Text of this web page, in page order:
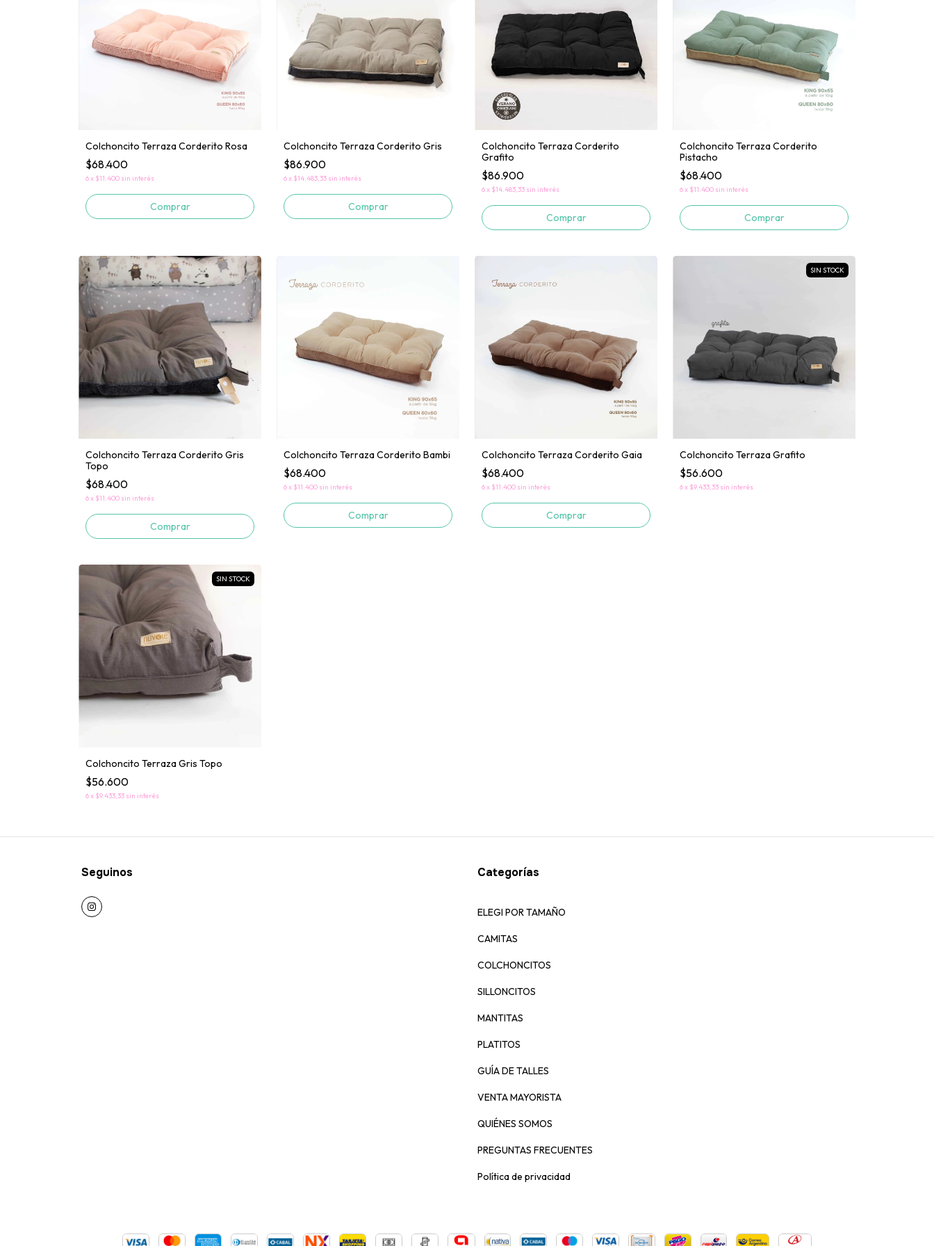
Colchoncito Terraza Corderito Rosa
$68.400
6x $11.400 sin interés
Comprar
Colchoncito Terraza Corderito Gris
$86.900
6x $14.483,33 sin interés
Comprar
Colchoncito Terraza Corderito
Grafito
$86.900
6x $14.483,33 sin interés
Comprar
Colchoncito Terraza Corderito
Pistacho
$68.400
6x $11.400 sin interés
Comprar
Colchoncito Terraza Corderito Gris
Topo
$68.400
6x $11.400 sin interés
Comprar
Colchoncito Terraza Corderito Bambi
$68.400
6x $11.400 sin interés
Comprar
Colchoncito Terraza Corderito Gaia
$68.400
6x $11.400 sin interés
Comprar
SIN STOCK
Colchoncito Terraza Grafito
$56.600
6x $9.433,33 sin interés
SIN STOCK
Colchoncito Terraza Gris Topo
$56.600
6x $9.433,33 sin interés
Seguinos Categorías
ELEGI POR TAMAÑO
CAMITAS
COLCHONCITOS
SILLONCITOS
MANTITAS
PLATITOS
GUÍA DE TALLES
VENTA MAYORISTA
QUIÉNES SOMOS
PREGUNTAS FRECUENTES
Política de privacidad